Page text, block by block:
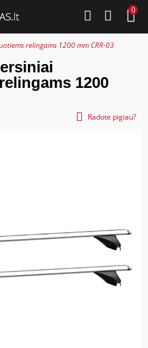
0
relingams 1200 mm CRR-03
1200
Radote pigiau?